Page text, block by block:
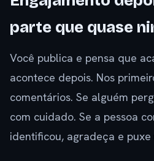
parte que quase
Você publica e pensa que
acontece depois. Nos
comentários. Se alguém
com cuidado. Se a pessoa
identificou, agradeça e